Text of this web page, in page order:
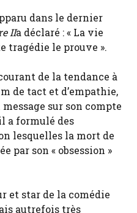
dans le dernier
IIa déclaré : « La vie
tragédie le prouve ».
de la tendance à
de tact et d’empathie,
sur son compte
a formulé des
lesquelles la mort de
par son « obsession »
et star de la comédie
autrefois très